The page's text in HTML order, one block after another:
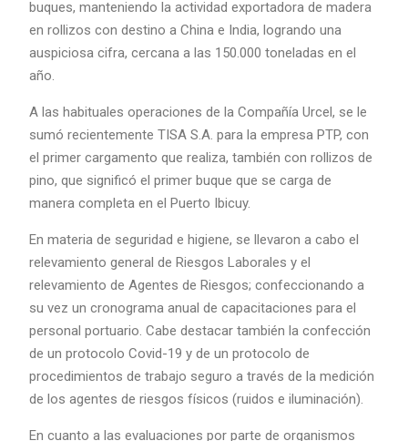
buques, manteniendo la actividad exportadora de madera
en rollizos con destino a China e India, logrando una
auspiciosa cifra, cercana a las 150.000 toneladas en el
año.
A las habituales operaciones de la Compañía Urcel, se le
sumó recientemente TISA S.A. para la empresa PTP, con
el primer cargamento que realiza, también con rollizos de
pino, que significó el primer buque que se carga de
manera completa en el Puerto Ibicuy.
En materia de seguridad e higiene, se llevaron a cabo el
relevamiento general de Riesgos Laborales y el
relevamiento de Agentes de Riesgos; confeccionando a
su vez un cronograma anual de capacitaciones para el
personal portuario. Cabe destacar también la confección
de un protocolo Covid-19 y de un protocolo de
procedimientos de trabajo seguro a través de la medición
de los agentes de riesgos físicos (ruidos e iluminación).
En cuanto a las evaluaciones por parte de organismos